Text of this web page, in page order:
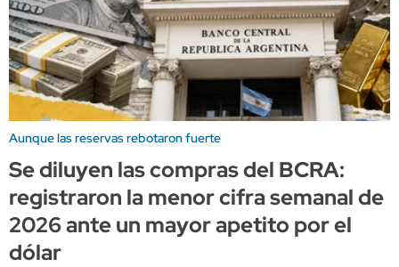
Aunque las reservas rebotaron fuerte
Se diluyen las compras del BCRA:
registraron la menor cifra semanal de
2026 ante un mayor apetito por el
dólar